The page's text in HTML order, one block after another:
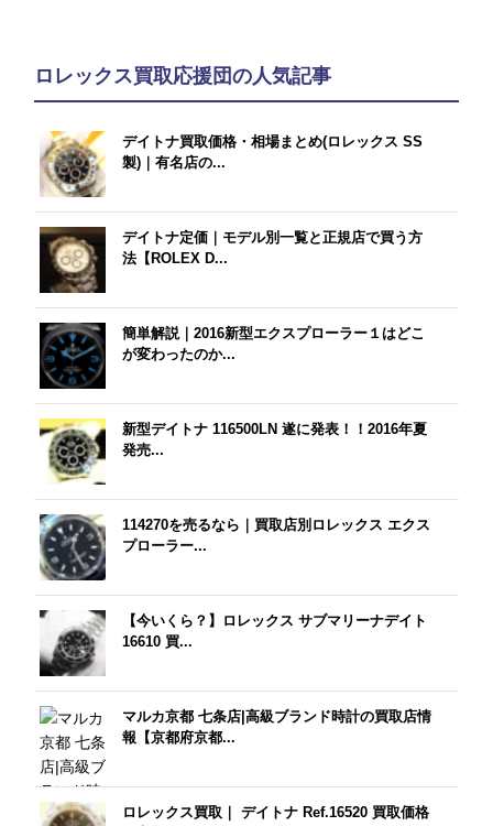
ロレックス買取応援団の人気記事
デイトナ買取価格・相場まとめ(ロレックス SS
製)｜有名店の...
デイトナ定価｜モデル別一覧と正規店で買う方
法【ROLEX D...
簡単解説｜2016新型エクスプローラー１はどこ
が変わったのか...
新型デイトナ 116500LN 遂に発表！！2016年夏
発売...
114270を売るなら｜買取店別ロレックス エクス
プローラー...
【今いくら？】ロレックス サブマリーナデイト
16610 買...
マルカ京都 七条店|高級ブランド時計の買取店情
報【京都府京都...
ロレックス買取｜ デイトナ Ref.16520 買取価格